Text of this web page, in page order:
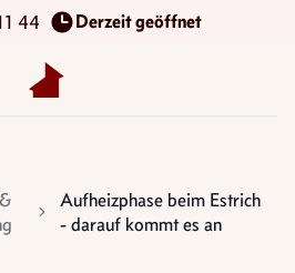
44 Derzeit geöffnet
Kettenbach Immobilien GmbH
Aufheizphase beim Estrich
- darauf kommt es an